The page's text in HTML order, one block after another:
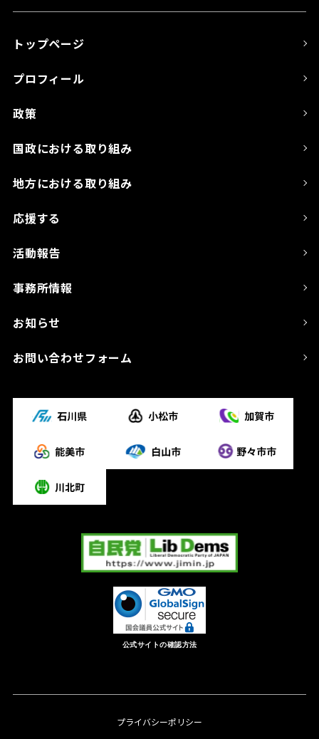
トップページ
プロフィール
政策
国政における取り組み
地方における取り組み
応援する
活動報告
事務所情報
お知らせ
お問い合わせフォーム
公式サイトの確認方法
プライバシーポリシー